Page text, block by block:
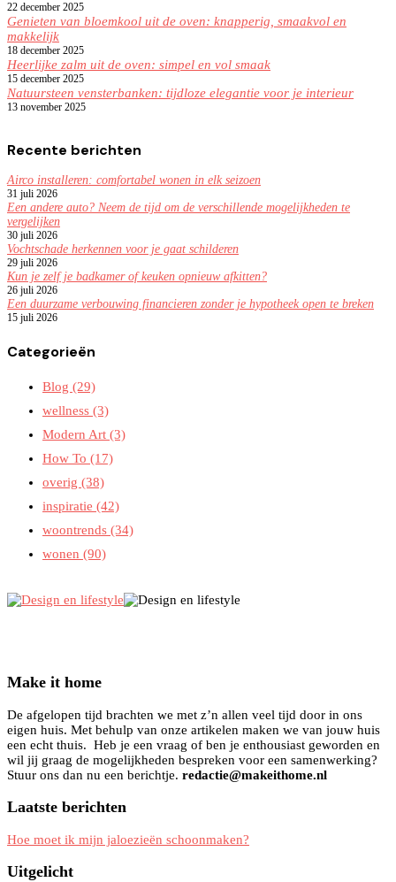
22 december 2025
Genieten van bloemkool uit de oven: knapperig, smaakvol en
makkelijk
18 december 2025
Heerlijke zalm uit de oven: simpel en vol smaak
15 december 2025
Natuursteen vensterbanken: tijdloze elegantie voor je interieur
13 november 2025
Recente berichten
Airco installeren: comfortabel wonen in elk seizoen
31 juli 2026
Een andere auto? Neem de tijd om de verschillende mogelijkheden te
vergelijken
30 juli 2026
Vochtschade herkennen voor je gaat schilderen
29 juli 2026
Kun je zelf je badkamer of keuken opnieuw afkitten?
26 juli 2026
Een duurzame verbouwing financieren zonder je hypotheek open te breken
15 juli 2026
Categorieën
Blog (29)
wellness (3)
Modern Art (3)
How To (17)
overig (38)
inspiratie (42)
woontrends (34)
wonen (90)
Make it home
De afgelopen tijd brachten we met z’n allen veel tijd door in ons
eigen huis. Met behulp van onze artikelen maken we van jouw huis
een echt thuis. Heb je een vraag of ben je enthousiast geworden en
wil jij graag de mogelijkheden bespreken voor een samenwerking?
Stuur ons dan nu een berichtje. redactie@makeithome.nl
Laatste berichten
Hoe moet ik mijn jaloezieën schoonmaken?
Uitgelicht